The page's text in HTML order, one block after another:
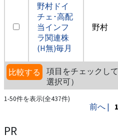
野村ドイ
チェ･高配
当インフ
ラ関連株
(H無)毎月
野村
比較する
項目をチェックし
選択可）
1-50件を表示(全437件)
前へ | 1
PR